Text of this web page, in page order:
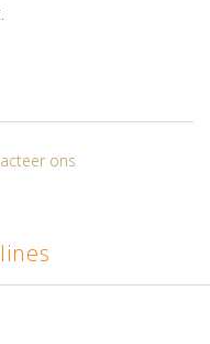
ons